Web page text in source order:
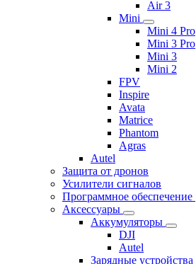
Air 3
Mini
Mini 4 Pro
Mini 3 Pro
Mini 3
Mini 2
FPV
Inspire
Avata
Matrice
Phantom
Agras
Autel
Защита от дронов
Усилители сигналов
Программное обеспечение
Аксессуары
Аккумуляторы
DJI
Autel
Зарядные устройства